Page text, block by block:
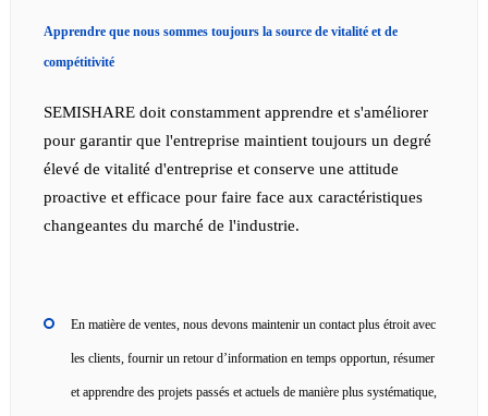
Apprendre que nous sommes toujours la source de vitalité et de
compétitivité
SEMISHARE doit constamment apprendre et s'améliorer
pour garantir que l'entreprise maintient toujours un degré
élevé de vitalité d'entreprise et conserve une attitude
proactive et efficace pour faire face aux caractéristiques
changeantes du marché de l'industrie.
En matière de ventes, nous devons maintenir un contact plus étroit avec
les clients, fournir un retour d’information en temps opportun, résumer
et apprendre des projets passés et actuels de manière plus systématique,